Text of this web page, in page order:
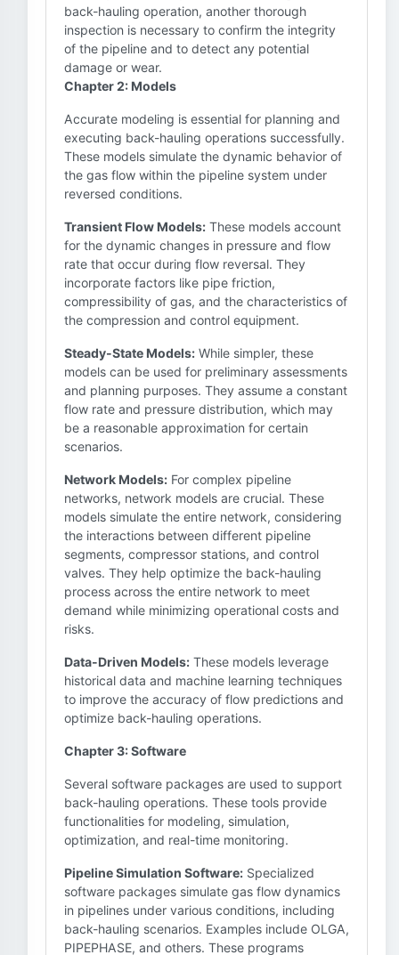
back-hauling operation, another thorough
inspection is necessary to confirm the integrity
of the pipeline and to detect any potential
damage or wear.
Chapter 2: Models
Accurate modeling is essential for planning and
executing back-hauling operations successfully.
These models simulate the dynamic behavior of
the gas flow within the pipeline system under
reversed conditions.
Transient Flow Models: These models account
for the dynamic changes in pressure and flow
rate that occur during flow reversal. They
incorporate factors like pipe friction,
compressibility of gas, and the characteristics of
the compression and control equipment.
Steady-State Models: While simpler, these
models can be used for preliminary assessments
and planning purposes. They assume a constant
flow rate and pressure distribution, which may
be a reasonable approximation for certain
scenarios.
Network Models: For complex pipeline
networks, network models are crucial. These
models simulate the entire network, considering
the interactions between different pipeline
segments, compressor stations, and control
valves. They help optimize the back-hauling
process across the entire network to meet
demand while minimizing operational costs and
risks.
Data-Driven Models: These models leverage
historical data and machine learning techniques
to improve the accuracy of flow predictions and
optimize back-hauling operations.
Chapter 3: Software
Several software packages are used to support
back-hauling operations. These tools provide
functionalities for modeling, simulation,
optimization, and real-time monitoring.
Pipeline Simulation Software: Specialized
software packages simulate gas flow dynamics
in pipelines under various conditions, including
back-hauling scenarios. Examples include OLGA,
PIPEPHASE, and others. These programs